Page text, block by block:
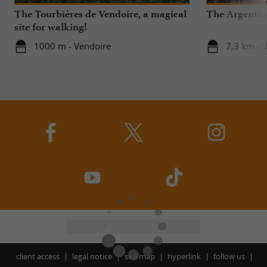
The Tourbières de Vendoire, a magical
site for walking!
1000 m - Vendoire
The
7,3 km -
client access legal notice site map hyperlink follow us